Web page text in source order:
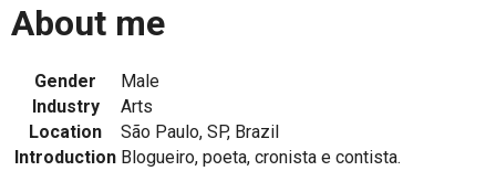
About me
Gender
Male
Industry
Arts
Location
São Paulo, SP, Brazil
Introduction Blogueiro, poeta, cronista e contista.